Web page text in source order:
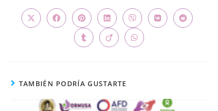
TAMBIÉN PODRÍA GUSTARTE